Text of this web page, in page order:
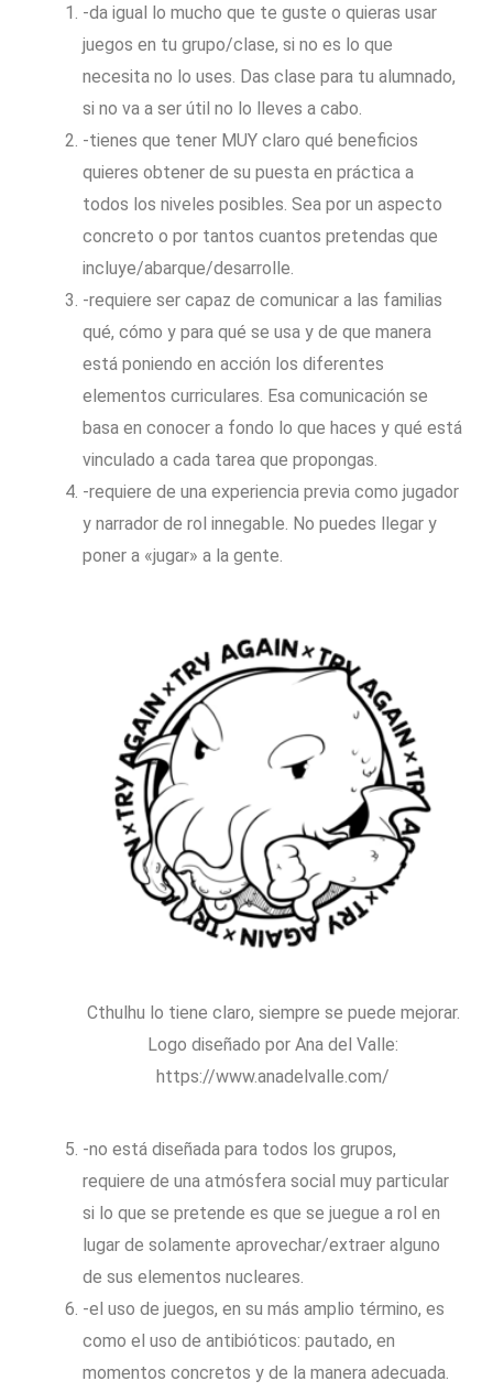
-da igual lo mucho que te guste o quieras usar
juegos en tu grupo/clase, si no es lo que
necesita no lo uses. Das clase para tu alumnado,
si no va a ser útil no lo lleves a cabo.
-tienes que tener MUY claro qué beneficios
quieres obtener de su puesta en práctica a
todos los niveles posibles. Sea por un aspecto
concreto o por tantos cuantos pretendas que
incluye/abarque/desarrolle.
-requiere ser capaz de comunicar a las familias
qué, cómo y para qué se usa y de que manera
está poniendo en acción los diferentes
elementos curriculares. Esa comunicación se
basa en conocer a fondo lo que haces y qué está
vinculado a cada tarea que propongas.
-requiere de una experiencia previa como jugador
y narrador de rol innegable. No puedes llegar y
poner a «jugar» a la gente.
Cthulhu lo tiene claro, siempre se puede mejorar.
Logo diseñado por Ana del Valle:
https://www.anadelvalle.com/
-no está diseñada para todos los grupos,
requiere de una atmósfera social muy particular
si lo que se pretende es que se juegue a rol en
lugar de solamente aprovechar/extraer alguno
de sus elementos nucleares.
-el uso de juegos, en su más amplio término, es
como el uso de antibióticos: pautado, en
momentos concretos y de la manera adecuada.